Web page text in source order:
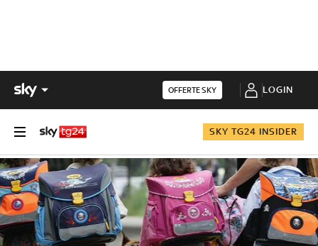
OFFERTE SKY LOGIN
SKY TG24 INSIDER